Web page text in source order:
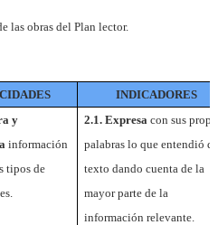
las obras del Plan lector.
INDICADORES
y
información
tipos de
2.1. Expresa con sus
palabras lo que entendió
texto dando cuenta de la
mayor parte de la
información relevante.